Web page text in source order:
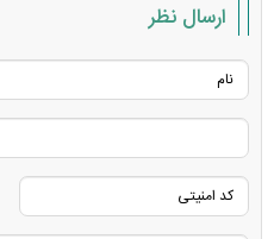
ارسال نظر